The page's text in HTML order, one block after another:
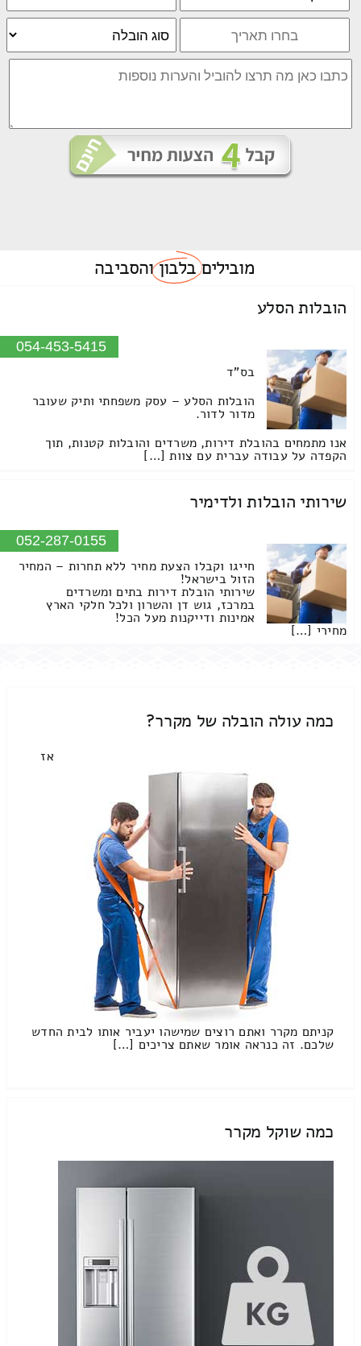
מוביליםבלבוןוהסביבה
הובלות הסלע
054-453-5415
בס"ד
הובלות הסלע – עסק משפחתי ותיק שעובר
מדור לדור.
אנו מתמחים בהובלת דירות, משרדים והובלות קטנות, תוך
הקפדה על עבודה עברית עם צוות […]
שירותי הובלות ולדימיר
052-287-0155
חייגו וקבלו הצעת מחיר ללא תחרות – המחיר
הזול בישראל!
שירותי הובלת דירות בתים ומשרדים
במרכז, גוש דן והשרון ולכל חלקי הארץ
אמינות ודייקנות מעל הכל!
מחירי […]
כמה עולה הובלה של מקרר?
אז
קניתם מקרר ואתם רוצים שמישהו יעביר אותו לבית החדש
שלכם. זה כנראה אומר שאתם צריכים […]
כמה שוקל מקרר